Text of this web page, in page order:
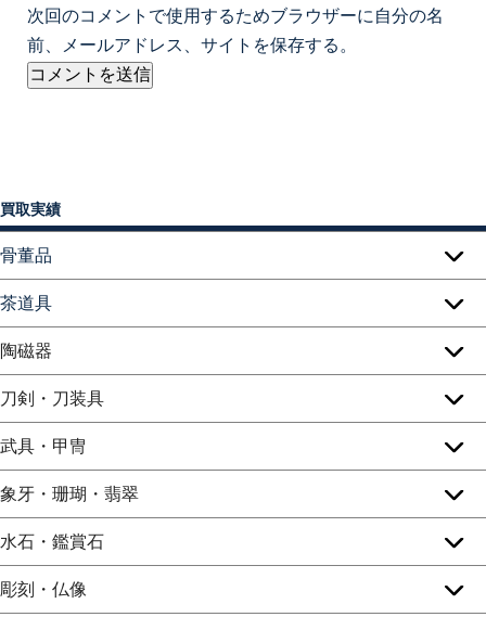
次回のコメントで使用するためブラウザーに自分の名
前、メールアドレス、サイトを保存する。
買取実績
骨董品
茶道具
陶磁器
刀剣・刀装具
武具・甲冑
象牙・珊瑚・翡翠
水石・鑑賞石
彫刻・仏像